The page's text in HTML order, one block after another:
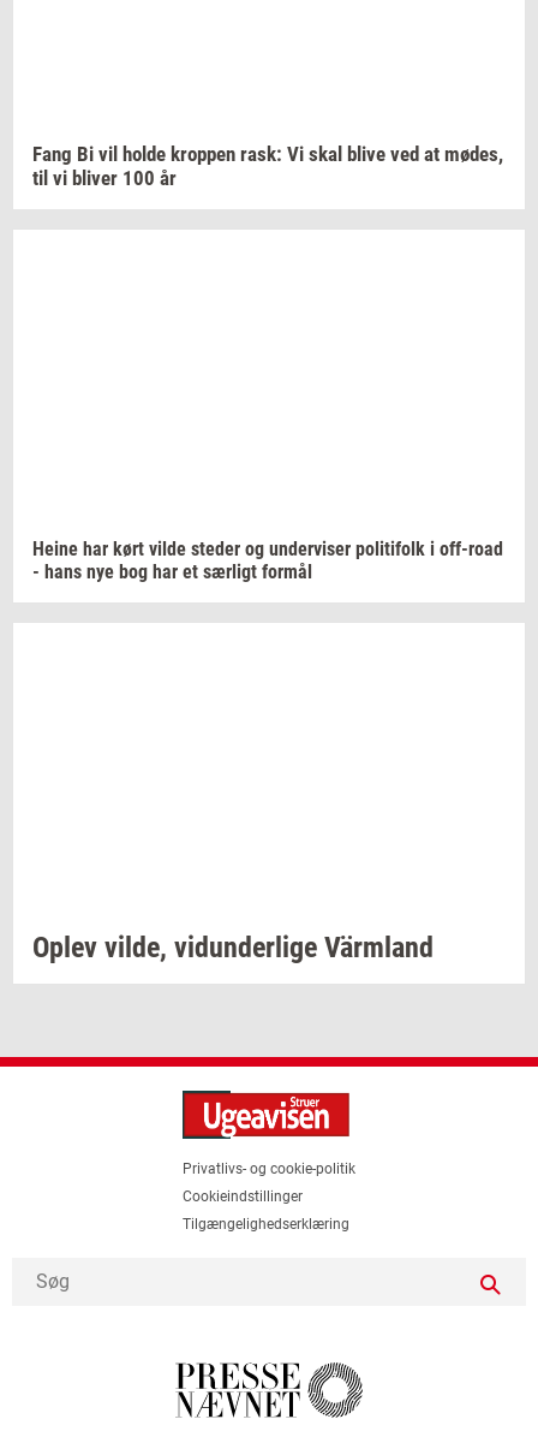
Fang Bi vil holde krop­pen rask: Vi skal blive ved at mødes,
til vi bli­ver 100 år
Heine har kørt vilde ste­der og un­der­vi­ser po­li­ti­folk i off-​road
- hans nye bog har et sær­ligt for­mål
Oplev vilde, vi­dun­der­li­ge Värmland
Privatlivs- og cookie-politik
Cookieindstillinger
Tilgængelighedserklæring